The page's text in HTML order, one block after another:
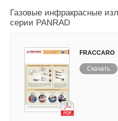
Газовые инфракрасные
серии PANRAD
FRACCARO
Скачать